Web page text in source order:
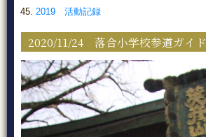
2019 活動記録
2020/11/24 落合小学校参道ガイド